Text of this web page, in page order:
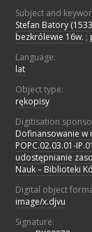
Subject and
Stefan Batory
bezkrólewie 16w. ;
Language:
lat
Object type:
rękopisy
Digitisation
Dofinansowanie w
POPC.02.03.01-
udostępnianie
Nauk – Biblioteki
Digital object
image/x.djvu
Signature: